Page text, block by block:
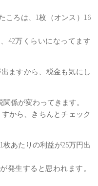
ころは、1枚（オンス）16
42万くらいになってます
ますから、税金も気にし
係が変わってきます。
から、きちんとチェック
あたりの利益が25万円出
発生すると思われます。